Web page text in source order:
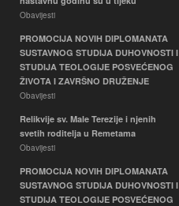
Obavijesti
PROMOCIJA NOVIH DIPLOMANATA
SUSTAVNOG STUDIJA DUHOVNOSTI I
STUDIJA TEOLOGIJE POSVEĆENOG
ŽIVOTA I ZAVRŠNO DRUŽENJE
Obavijesti
Relikvije sv. Male Terezije i njenih
svetih roditelja u Remetama
Obavijesti
PROMOCIJA NOVIH DIPLOMANATA
SUSTAVNOG STUDIJA DUHOVNOSTI I
STUDIJA TEOLOGIJE POSVEĆENOG